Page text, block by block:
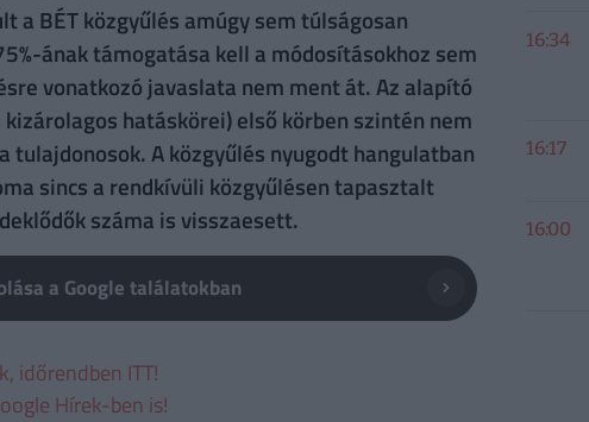
BÉT közgyűlés amúgy sem túlságosan
ának támogatása kell a módosításokhoz sem
vonatkozó javaslata nem ment át. Az alapító
hatáskörei) első körben szintén nem
A közgyűlés nyugodt hangulatban
sincs a rendkívüli közgyűlésen tapasztalt
száma is visszaesett.
a Google találatokban
időrendben ITT!
Hírek-ben is!
16:34
16:17
16:00